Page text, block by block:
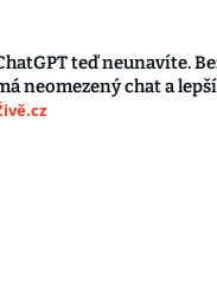
teď neunavíte.
neomezený chat a